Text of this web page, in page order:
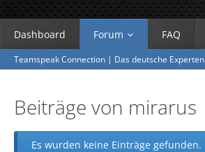
Dashboard Forum FAQ
Teamspeak Connection | Das deutsche
Beiträge von mirarus
Es wurden keine Einträge gefunden.